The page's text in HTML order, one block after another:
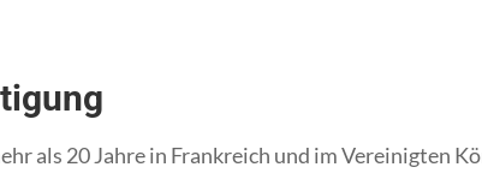
als 20 Jahre in Frankreich und im Vereinigten